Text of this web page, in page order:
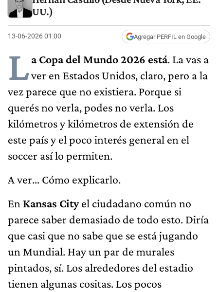
UU.)
13-06-2026 01:00 Agregar PERFIL en Google
La Copa del Mundo 2026 está. La vas a
ver en Estados Unidos, claro, pero a la
vez parece que no existiera. Porque si
querés no verla, podes no verla. Los
kilómetros y kilómetros de extensión de
este país y el poco interés general en el
soccer así lo permiten.
A ver… Cómo explicarlo.
En Kansas Cityel ciudadano común no
parece saber demasiado de todo esto. Diría
que casi que no sabe que se está jugando
un Mundial. Hay un par de murales
pintados, sí. Los alrededores del estadio
tienen algunas cositas. Los pocos